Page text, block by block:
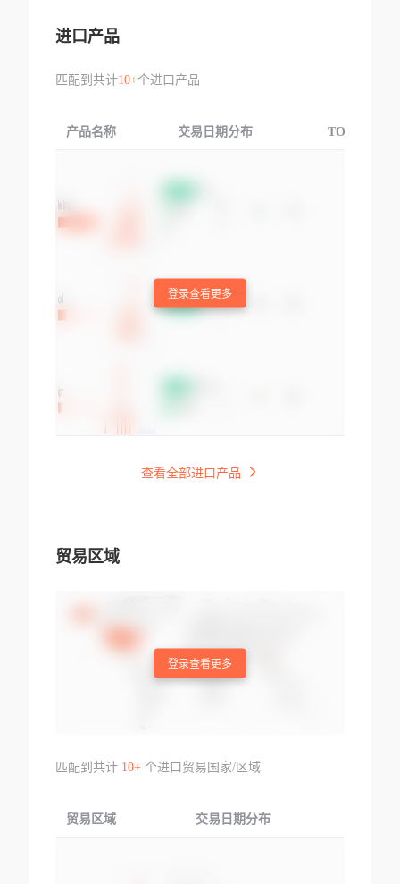
进口产品
匹配到共计10+个进口产品
产品名称 交易日期分布 TOP3交易国
登录查看更多
查看全部进口产品
贸易区域
登录查看更多
匹配到共计 10+个进口贸易国家/区域
贸易区域 交易日期分布